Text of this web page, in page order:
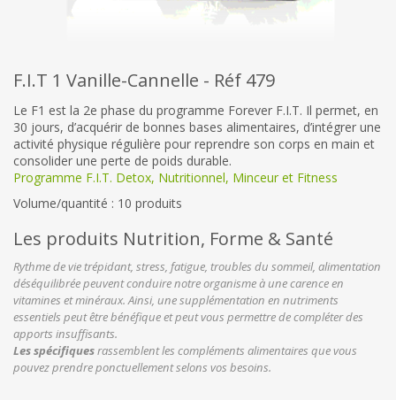
F.I.T 1 Vanille-Cannelle - Réf 479
Le F1 est la 2e phase du programme Forever F.I.T. Il permet, en
30 jours, d’acquérir de bonnes bases alimentaires, d’intégrer une
activité physique régulière pour reprendre son corps en main et
consolider une perte de poids durable.
Programme F.I.T. Detox, Nutritionnel, Minceur et Fitness
Volume/quantité : 10 produits
Les produits Nutrition, Forme & Santé
Rythme de vie trépidant, stress, fatigue, troubles du sommeil, alimentation
déséquilibrée peuvent conduire notre organisme à une carence en
vitamines et minéraux. Ainsi, une supplémentation en nutriments
essentiels peut être bénéfique et peut vous permettre de compléter des
apports insuffisants.
Les spécifiquesrassemblent les compléments alimentaires que vous
pouvez prendre ponctuellement selons vos besoins.